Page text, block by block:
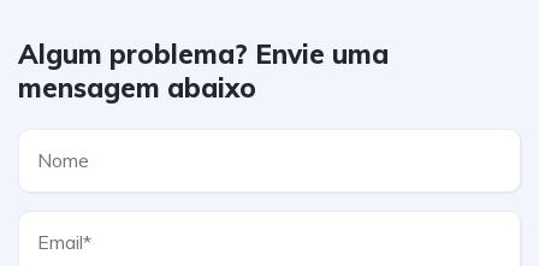
Algum problema? Envie uma
mensagem abaixo